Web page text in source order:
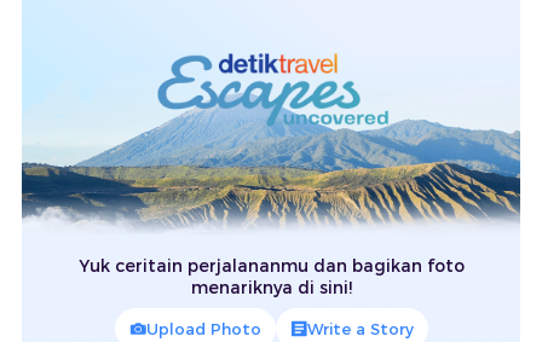
Yuk ceritain perjalananmu dan bagikan foto
menariknya di sini!
Upload Photo Write a Story